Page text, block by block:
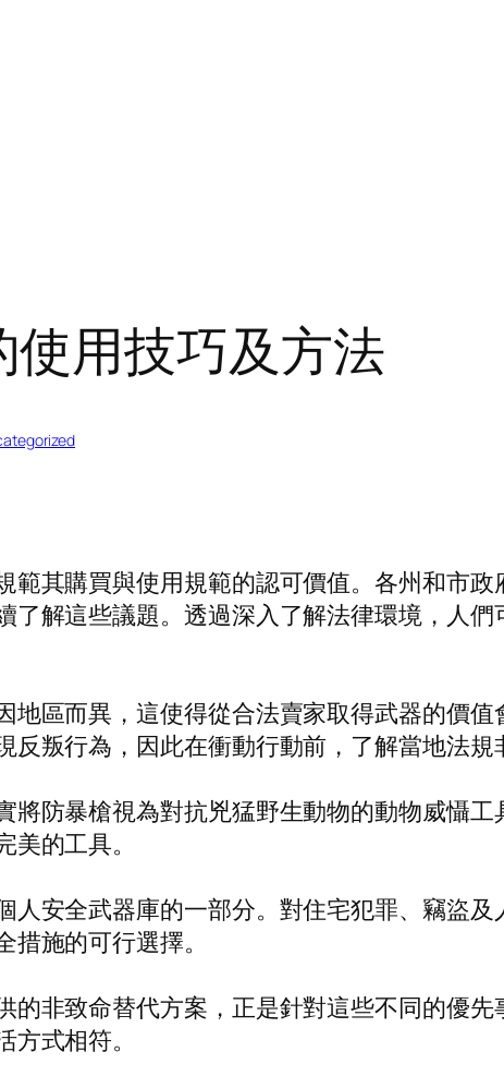
用技巧及方法
範其購買與使用規範的認可價值。各州和市
了解這些議題。透過深入了解法律環境，人
地區而異，這使得從合法賣家取得武器的價
叛行為，因此在衝動行動前，了解當地法規
將防暴槍視為對抗兇猛野生動物的動物威懾
的工具。
人安全武器庫的一部分。對住宅犯罪、竊盜
施的可行選擇。
的非致命替代方案，正是針對這些不同的優
式相符。